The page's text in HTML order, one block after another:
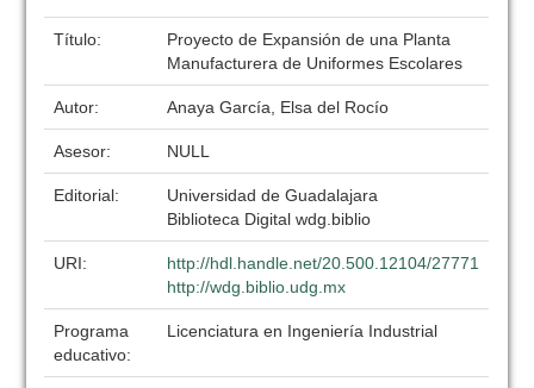
Título:
Proyecto de Expansión de una Planta
Manufacturera de Uniformes Escolares
Autor: Anaya García, Elsa del Rocío
Asesor: NULL
Editorial:
Universidad de Guadalajara
Biblioteca Digital wdg.biblio
URI:
http://hdl.handle.net/20.500.12104/27771
http://wdg.biblio.udg.mx
Programa
educativo:
Licenciatura en Ingeniería Industrial